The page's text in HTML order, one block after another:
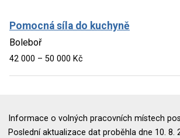
Pomocná síla do kuchyně
Boleboř
42 000 – 50 000 Kč
Informace o volných pracovních místech
Poslední aktualizace dat proběhla dne 10. 8.